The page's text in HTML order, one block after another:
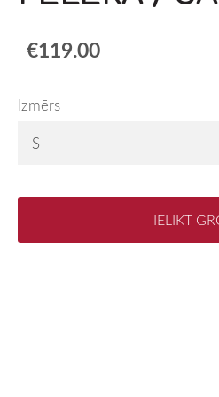
€119.00
Izmērs
IELIKT